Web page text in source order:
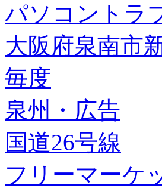
パソコントラ
大阪府泉南市
毎度
泉州・広告
国道26号線
フリーマーケ